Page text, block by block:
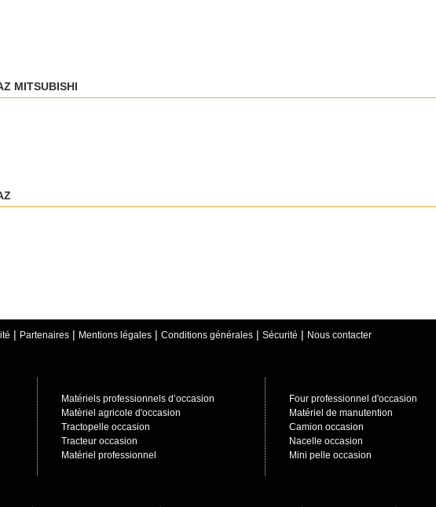
MITSUBISHI
| Partenaires | Mentions légales | Conditions générales | Sécurité | Nous contacter
Matériels professionnels d’occasion
Matèriel agricole d'occasion
Tractopelle occasion
Tracteur occasion
Matériel professionnel
Four professionnel d'occasion
Matériel de manutention
Camion occasion
Nacelle occasion
Mini pelle occasion